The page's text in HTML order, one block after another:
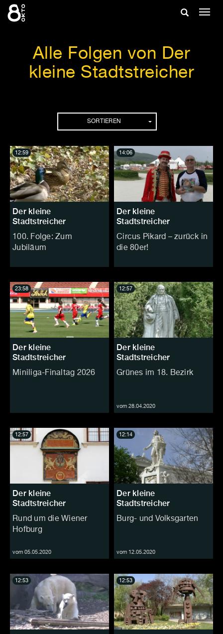
Zum
Inhalt
Suche
Alle Folgen von Der
kleine Stadtstreicher
SORTIEREN
Der kleine
Stadtstreicher
100. Folge: Zum
Jubiläum
12:59
Der kleine
Stadtstreicher
Circus Pikard – zurück in
die 80er!
14:06
Der kleine
Stadtstreicher
Miniliga-Finaltag 2026
23:58
Der kleine
Stadtstreicher
Grünes im 18. Bezirk
vom 28.04.2020
12:57
Der kleine
Stadtstreicher
Rund um die Wiener
Hofburg
vom 05.05.2020
12:57
Der kleine
Stadtstreicher
Burg- und Volksgarten
vom 12.05.2020
12:14
12:53 12:53